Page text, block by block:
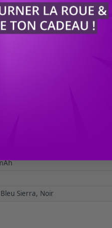
pour un si
XROS Mini
Sierra, Noir